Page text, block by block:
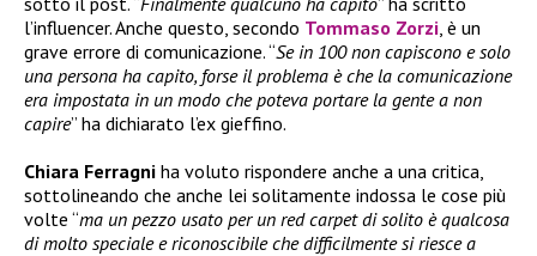
l’influencer. Anche questo, secondo Tommaso Zorzi, è un
grave errore di comunicazione. “Se in 100 non capiscono e solo
una persona ha capito, forse il problema è che la comunicazione
era impostata in un modo che poteva portare la gente a non
capire” ha dichiarato l’ex gieffino.
Chiara Ferragni ha voluto rispondere anche a una critica,
sottolineando che anche lei solitamente indossa le cose più
volte “ma un pezzo usato per un red carpet di solito è qualcosa
di molto speciale e riconoscibile che difficilmente si riesce a